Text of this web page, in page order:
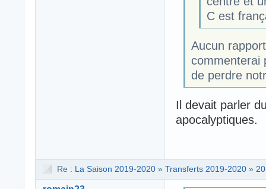
C est
Aucun
commenterai
de perdre
Il devait parler
apocalyptiques.
Re : La Saison 2019-2020 » Transferts 2019-2020 »